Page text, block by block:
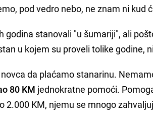
pod vedro nebo, ne znam ni kud
godina stanovali "u šumariji", ali
u kojem su proveli tolike godine,
da plaćamo stanarinu.
80 KM jednokratne pomoći.
2.000 KM, njemu se mnogo